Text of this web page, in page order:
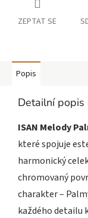
ZEPTAT SE
Popis
Detailní popis
ISAN Melody
které spojuje
harmonický
chromovaný
charakter –
každého detailu